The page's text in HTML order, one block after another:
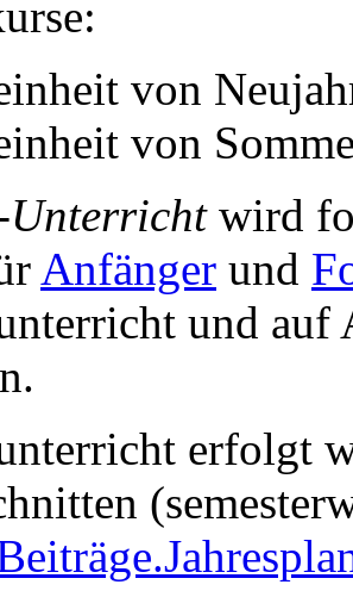
von
von
wird
Anfänger und
und
erfolgt